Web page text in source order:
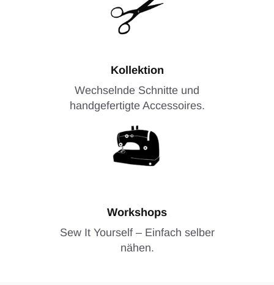
Kollektion
Wechselnde Schnitte und
handgefertigte Accessoires.
Workshops
Sew It Yourself – Einfach selber
nähen.